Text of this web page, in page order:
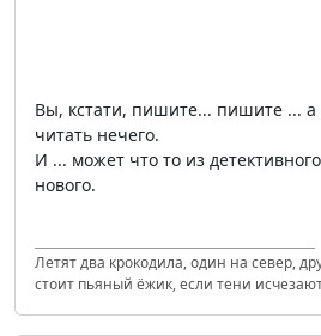
Вы, кстати, пишите... пишите ...
читать нечего.
И ... может что то из
нового.
Летят два крокодила, один на север,
стоит пьяный ёжик, если тени